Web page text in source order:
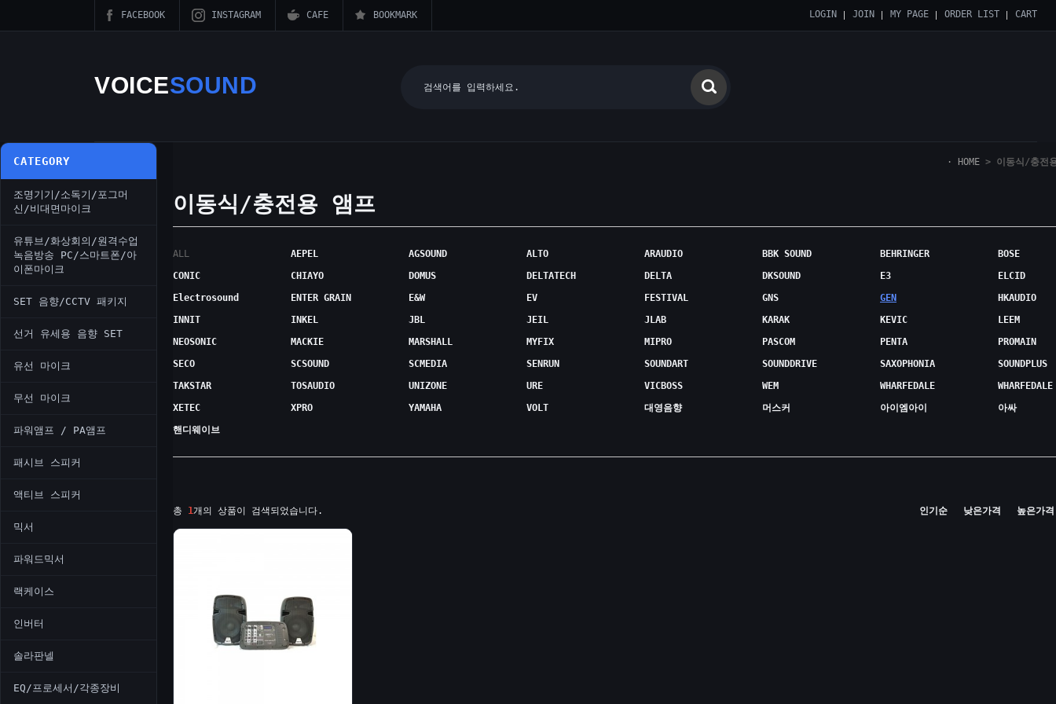
FACEBOOK INSTAGRAM CAFE BOOKMARK LOGIN JOIN MY PAGE ORDER LIST CART
VOICESOUND
CATEGORY
조명기기/소독기/포그머
신/비대면마이크
유튜브/화상회의/원격수업
녹음방송 PC/스마트폰/아
이폰마이크
SET 음향/CCTV 패키지
선거 유세용 음향 SET
유선 마이크
무선 마이크
파워앰프 / PA앰프
패시브 스피커
액티브 스피커
믹서
파워드믹서
랙케이스
인버터
솔라판넬
EQ/프로세서/각종장비
HOME > 이동식/충전
이동식/충전용 앰프
ALL AEPEL AGSOUND ALTO ARAUDIO BBK SOUND BEHRINGER
BOSE
CONIC
CHIAYO DOMUS DELTATECH DELTA DKSOUND E3
ELCID
Electrosound
ENTER GRAIN E&W EV FESTIVAL GNS GEN
HKAUDIO
INNIT
INKEL JBL JEIL JLAB KARAK KEVIC
LEEM
NEOSONIC
MACKIE MARSHALL MYFIX MIPRO PASCOM PENTA
PROMAIN
SECO
SCSOUND SCMEDIA SENRUN SOUNDART SOUNDDRIVE SAXOPHONIA
SOUNDPLUS
TAKSTAR
TOSAUDIO UNIZONE URE VICBOSS WEM WHARFEDALE
WHARFEDALE
XETEC
XPRO YAMAHA VOLT 대영음향 머스커 아이엠아이
아싸
핸디웨이브
총 1개의 상품이 검색되었습니다. 인기순 낮은가격 높은가격